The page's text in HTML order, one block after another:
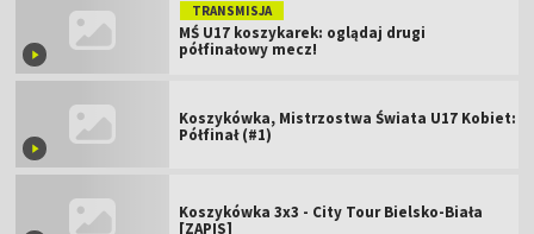
TRANSMISJA
MŚ U17 koszykarek: oglądaj drugi
półfinałowy mecz!
Koszykówka, Mistrzostwa Świata U17 Kobiet:
Półfinał (#1)
Koszykówka 3x3 - City Tour Bielsko-Biała
[ZAPIS]